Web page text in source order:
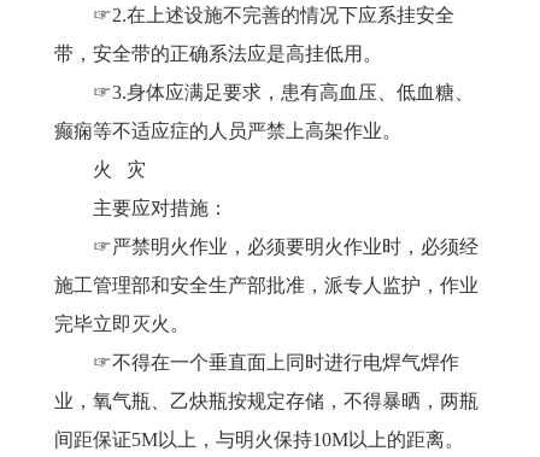
☞2.在上述设施不完善的情况下应系挂安全
带，安全带的正确系法应是高挂低用。
☞3.身体应满足要求，患有高血压、低血糖、
癫痫等不适应症的人员严禁上高架作业。
火
灾
主要应对措施：
☞严禁明火作业，必须要明火作业时，必须经
施工管理部和安全生产部批准，派专人监护，作业
完毕立即灭火。
☞不得在一个垂直面上同时进行电焊气焊作
业，氧气瓶、乙炔瓶按规定存储，不得暴晒，两瓶
间距保证5M以上，与明火保持10M以上的距离。